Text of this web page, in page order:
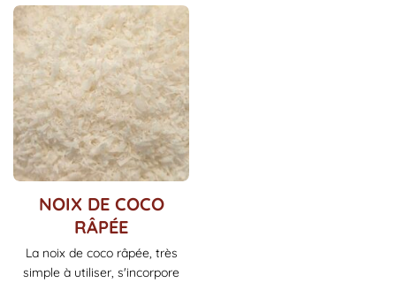
NOIX DE COCO
RÂPÉE
La noix de coco râpée, très
simple à utiliser, s'incorpore
plusieurs
variations.